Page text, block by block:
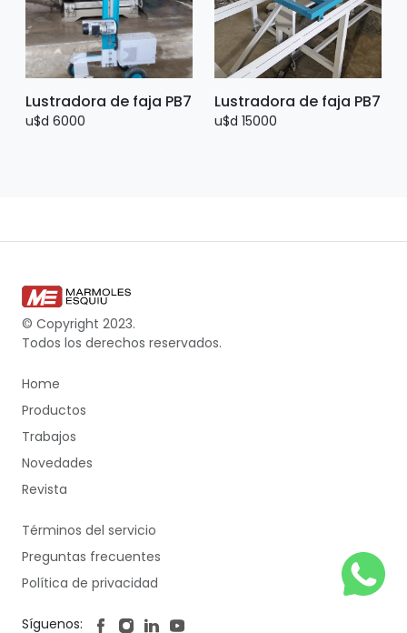
Lustradora de faja PB7
u$d 6000
Lustradora de faja PB7
u$d 15000
© Copyright 2023.
Todos los derechos reservados.
Home
Productos
Trabajos
Novedades
Revista
Términos del servicio
Preguntas frecuentes
Política de privacidad
Síguenos: